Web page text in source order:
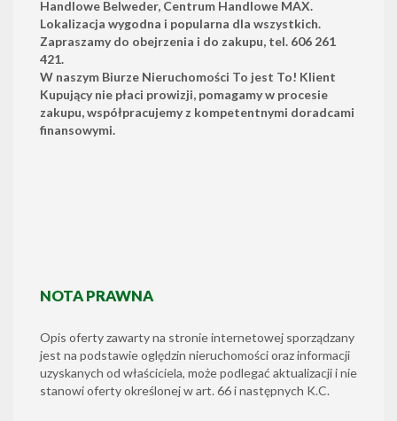
Handlowe Belweder, Centrum Handlowe MAX.
Lokalizacja wygodna i popularna dla wszystkich.
Zapraszamy do obejrzenia i do zakupu, tel. 606 261
421.
W naszym Biurze Nieruchomości To jest To! Klient
Kupujący nie płaci prowizji, pomagamy w procesie
zakupu, współpracujemy z kompetentnymi doradcami
finansowymi.
NOTA PRAWNA
Opis oferty zawarty na stronie internetowej sporządzany
jest na podstawie oględzin nieruchomości oraz informacji
uzyskanych od właściciela, może podlegać aktualizacji i nie
stanowi oferty określonej w art. 66 i następnych K.C.